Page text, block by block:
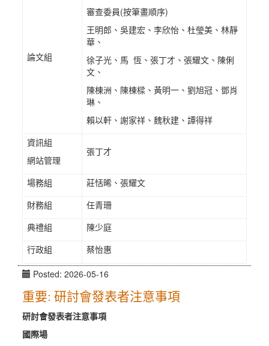
論文組
審查委員(按筆畫順序)
王明郎、吳建宏、李欣怡、杜瑩美、林靜
華、
徐子光、馬 恆、張丁才、張耀文、陳俐
文、
陳棟洲、陳棟樑、黃明一、劉旭冠、鄧肖
琳、
賴以軒、謝家祥、魏秋建、譚得祥
資訊組
網站管理
張丁才
場務組
莊恬晞、張耀文
財務組
任青珊
典禮組
陳少庭
行政組
蔡怡惠
Posted: 2026-05-16
重要: 研討會發表者注意事項
研討會發表者注意事項
國際場